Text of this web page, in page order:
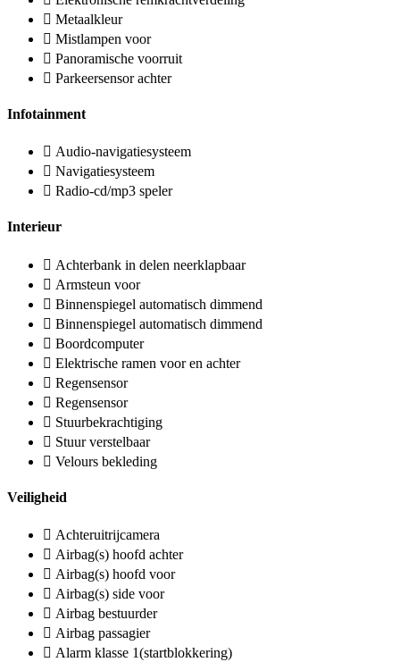
Metaalkleur
Mistlampen voor
Panoramische voorruit
Parkeersensor achter
Infotainment
Audio-navigatiesysteem
Navigatiesysteem
Radio-cd/mp3 speler
Interieur
Achterbank in delen neerklapbaar
Armsteun voor
Binnenspiegel automatisch dimmend
Binnenspiegel automatisch dimmend
Boordcomputer
Elektrische ramen voor en achter
Regensensor
Regensensor
Stuurbekrachtiging
Stuur verstelbaar
Velours bekleding
Veiligheid
Achteruitrijcamera
Airbag(s) hoofd achter
Airbag(s) hoofd voor
Airbag(s) side voor
Airbag bestuurder
Airbag passagier
Alarm klasse 1(startblokkering)